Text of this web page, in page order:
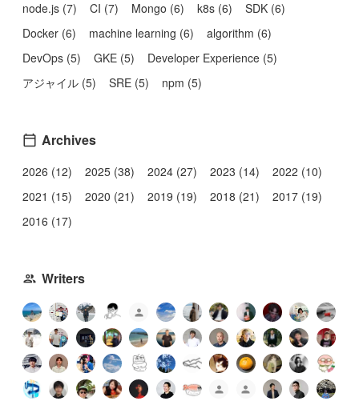
node.js (7) CI (7) Mongo (6) k8s (6) SDK (6)
Docker (6) machine learning (6) algorithm (6)
DevOps (5) GKE (5) Developer Experience (5)
アジャイル (5) SRE (5) npm (5)
Archives
2026 (12) 2025 (38) 2024 (27) 2023 (14)
2022 (10)
2021 (15)
2020 (21) 2019 (19) 2018 (21)
2017 (19)
2016 (17)
Writers